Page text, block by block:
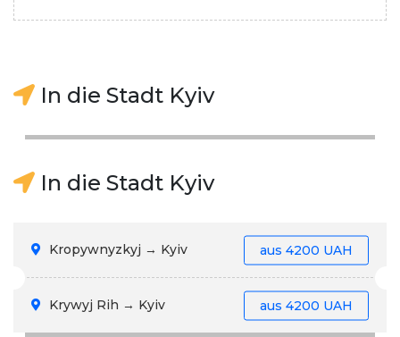
In die Stadt Kyiv
In die Stadt Kyiv
Kropywnyzkyj → Kyiv aus 4200 UAH
Krywyj Rih → Kyiv aus 4200 UAH